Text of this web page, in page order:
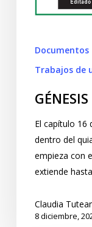
Documentos
Trabajos de
El capítulo 16
dentro del
empieza con
extiende
Claudia
8 diciembre,